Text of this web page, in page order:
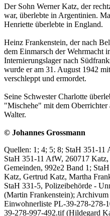
Der Sohn Werner Katz, der
war, überlebte in Argentinien.
Henriette überlebte in England.
Heinz Frankenstein, der nach
dem Einmarsch der Wehrmacht
Internierungslager nach
wurde er am 31. August 1942
verschleppt und ermordet.
Seine Schwester Charlotte
"Mischehe" mit dem
Walter.
© Johannes Grossmann
Quellen: 1; 4; 5; 8; StaH 351-11
StaH 351-11 AfW, 260717
Gemeinden, 992e2 Band 1;
Katz, Gertrud Katz, Martha
StaH 331-5, Polizeibehörde -
(Martin Frankenstein);
Einwohnerliste PL-39-278-278-
39-278-997-492.tif (Hildegard